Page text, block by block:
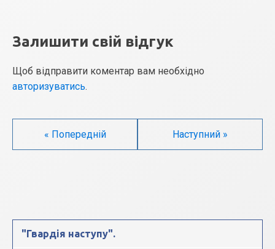
Залишити свій відгук
Щоб відправити коментар вам необхідно
авторизуватись.
« Попередній Наступний »
"Гвардія наступу".